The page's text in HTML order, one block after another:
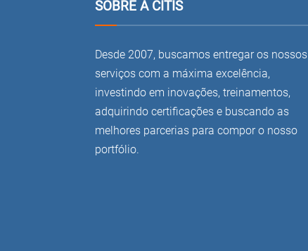
SOBRE A CITIS
Desde 2007, buscamos entregar os nossos
serviços com a máxima excelência,
investindo em inovações, treinamentos,
adquirindo certificações e buscando as
melhores parcerias para compor o nosso
portfólio.